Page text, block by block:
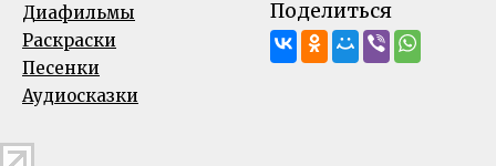
Диафильмы
Раскраски
Песенки
Аудиосказки
Поделиться